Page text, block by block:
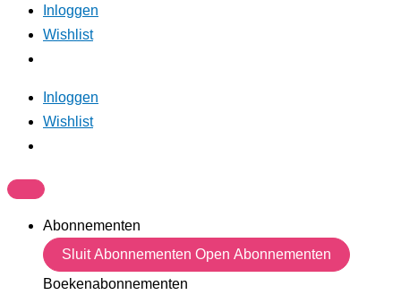
Inloggen
Wishlist
Inloggen
Wishlist
Abonnementen
Sluit Abonnementen Open Abonnementen
Boekenabonnementen